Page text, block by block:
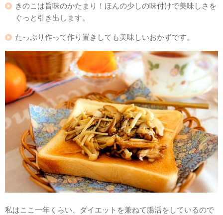
きのこは旨味のかたまり！ほんの少しの味付けで美味しさを
ぐっと引き出します。
たっぷり作って作り置きしても美味しいおかずです。
私はここ一年くらい、ダイエットを兼ねて腸活をしているので